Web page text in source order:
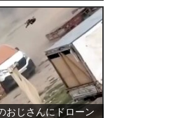
おじさんにドローン